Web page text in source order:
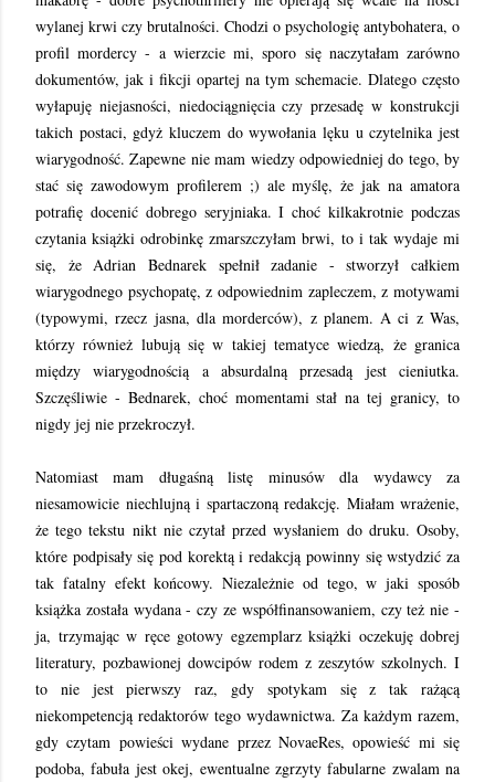
wylanej krwi czy brutalności. Chodzi o psychologię antybohatera, o
profil mordercy - a wierzcie mi, sporo się naczytałam zarówno
dokumentów, jak i fikcji opartej na tym schemacie. Dlatego często
wyłapuję niejasności, niedociągnięcia czy przesadę w konstrukcji
takich postaci, gdyż kluczem do wywołania lęku u czytelnika jest
wiarygodność. Zapewne nie mam wiedzy odpowiedniej do tego, by
stać się zawodowym profilerem ;) ale myślę, że jak na amatora
potrafię docenić dobrego seryjniaka. I choć kilkakrotnie podczas
czytania książki odrobinkę zmarszczyłam brwi, to i tak wydaje mi
się, że Adrian Bednarek spełnił zadanie - stworzył całkiem
wiarygodnego psychopatę, z odpowiednim zapleczem, z motywami
(typowymi, rzecz jasna, dla morderców), z planem. A ci z Was,
którzy również lubują się w takiej tematyce wiedzą, że granica
między wiarygodnością a absurdalną przesadą jest cieniutka.
Szczęśliwie - Bednarek, choć momentami stał na tej granicy, to
nigdy jej nie przekroczył.
Natomiast mam długaśną listę minusów dla wydawcy za
niesamowicie niechlujną i spartaczoną redakcję. Miałam wrażenie,
że tego tekstu nikt nie czytał przed wysłaniem do druku. Osoby,
które podpisały się pod korektą i redakcją powinny się wstydzić za
tak fatalny efekt końcowy. Niezależnie od tego, w jaki sposób
książka została wydana - czy ze współfinansowaniem, czy też nie -
ja, trzymając w ręce gotowy egzemplarz książki oczekuję dobrej
literatury, pozbawionej dowcipów rodem z zeszytów szkolnych. I
to nie jest pierwszy raz, gdy spotykam się z tak rażącą
niekompetencją redaktorów tego wydawnictwa. Za każdym razem,
gdy czytam powieści wydane przez NovaeRes, opowieść mi się
podoba, fabuła jest okej, ewentualne zgrzyty fabularne zwalam na